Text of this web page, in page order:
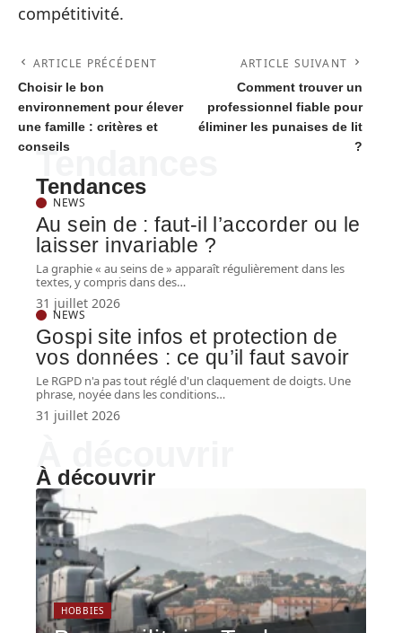
compétitivité.
ARTICLE PRÉCÉDENT
Choisir le bon
environnement pour élever
une famille : critères et
conseils
ARTICLE SUIVANT
Comment trouver un
professionnel fiable pour
éliminer les punaises de lit
?
Tendances
Tendances
NEWS
Au sein de : faut-il l’accorder ou le
laisser invariable ?
La graphie « au seins de » apparaît régulièrement dans les
textes, y compris dans des…
31 juillet 2026
NEWS
Gospi site infos et protection de
vos données : ce qu’il faut savoir
Le RGPD n'a pas tout réglé d'un claquement de doigts. Une
phrase, noyée dans les conditions…
31 juillet 2026
À découvrir
HOBBIES